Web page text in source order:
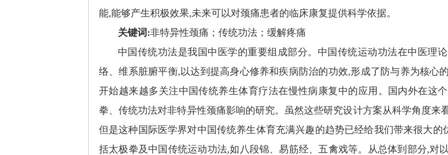
能,能够产生积极效果,未来可以对颈痛患者的临床康复提供科学依据。
关键词:非特异性颈痛；传统功法；缓解疼痛
中国传统功法是我国中医学的重要组成部分。中国传统运动功法在中医理
络、维系脏腑平衡,以达到提高身心修养和疾病防治的功效,形成了防与养为核心
开始越来越多关注中国传统养生体育疗法在慢性病康复中的应用。国内外在这
拳、传统功法对非特异性颈痛影响的研究。虽然这些研究设计方案从科学角度来
但是这种国际医学界对中国传统养生体育充满兴趣的趋势已经给我们带来很大的
括太极拳及中国传统运动功法,如八段锦、易筋经、五禽戏等。从总体到部分,对